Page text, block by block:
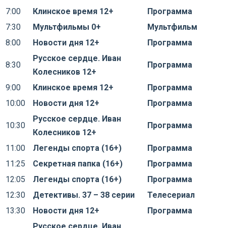
7:00 Клинское время 12+
Программа
7:30
Мультфильмы 0+
Мультфильм
8:00
Новости дня 12+ Программа
8:30
Русское сердце. Иван
Колесников 12+
Программа
9:00 Клинское время 12+
Программа
10:00
Новости дня 12+ Программа
10:30
Русское сердце. Иван
Колесников 12+
Программа
11:00 Легенды спорта (16+)
Программа
11:25
Секретная папка (16+)
Программа
12:05
Легенды спорта (16+)
Программа
12:30
Детективы. 37 – 38 серии
Телесериал
13:30
Новости дня 12+ Программа
Русское сердце. Иван